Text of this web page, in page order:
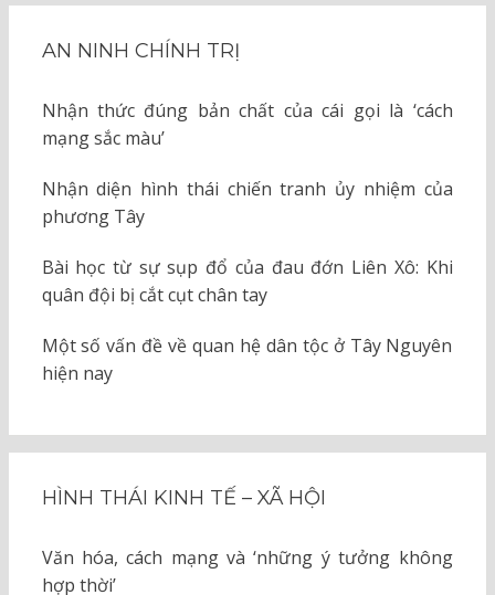
AN NINH CHÍNH TRỊ
Nhận thức đúng bản chất của cái gọi là ‘cách
mạng sắc màu’
Nhận diện hình thái chiến tranh ủy nhiệm của
phương Tây
Bài học từ sự sụp đổ của đau đớn Liên Xô: Khi
quân đội bị cắt cụt chân tay
Một số vấn đề về quan hệ dân tộc ở Tây Nguyên
hiện nay
HÌNH THÁI KINH TẾ – XÃ HỘI
Văn hóa, cách mạng và ‘những ý tưởng không
hợp thời’